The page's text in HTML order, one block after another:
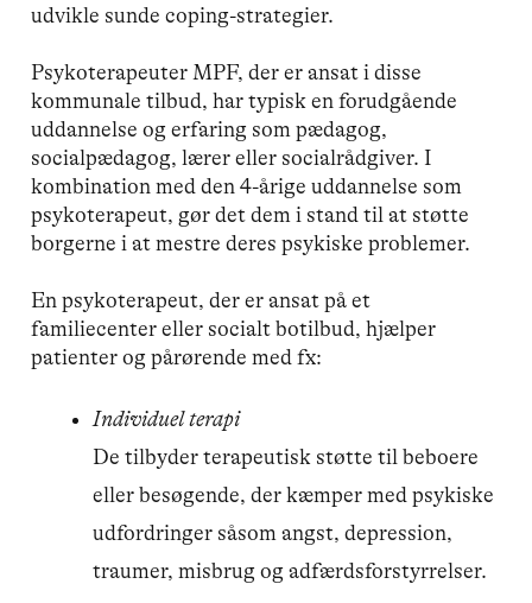
udvikle sunde coping-strategier.
Psykoterapeuter MPF, der er ansat i disse
kommunale tilbud, har typisk en forudgående
uddannelse og erfaring som pædagog,
socialpædagog, lærer eller socialrådgiver. I
kombination med den 4-årige uddannelse som
psykoterapeut, gør det dem i stand til at støtte
borgerne i at mestre deres psykiske problemer.
En psykoterapeut, der er ansat på et
familiecenter eller socialt botilbud, hjælper
patienter og pårørende med fx:
Individuel terapi
De tilbyder terapeutisk støtte til beboere
eller besøgende, der kæmper med psykiske
udfordringer såsom angst, depression,
traumer, misbrug og adfærdsforstyrrelser.